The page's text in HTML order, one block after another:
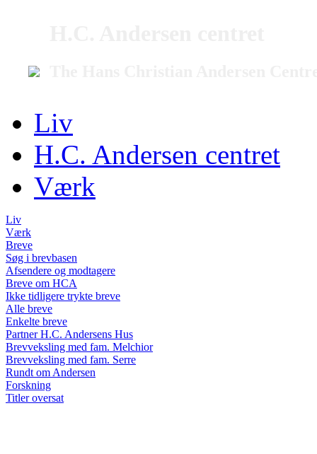
Liv
H.C. Andersen centret
Værk
Liv
Værk
Breve
Søg i brevbasen
Afsendere og modtagere
Breve om HCA
Ikke tidligere trykte breve
Alle breve
Enkelte breve
Partner H.C. Andersens Hus
Brevveksling med fam. Melchior
Brevveksling med fam. Serre
Rundt om Andersen
Forskning
Titler oversat